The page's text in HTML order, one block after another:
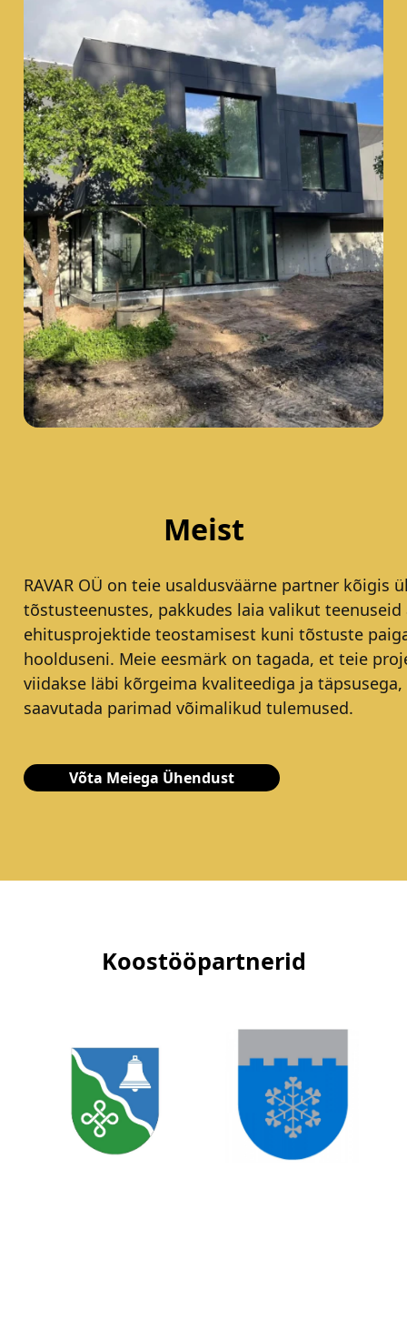
Meist
RAVAR OÜ on teie usaldusväärne partner kõigis
tõstusteenustes, pakkudes laia valikut teenuseid
ehitusprojektide teostamisest kuni tõstuste
hoolduseni. Meie eesmärk on tagada, et teie
viidakse läbi kõrgeima kvaliteediga ja täpsusega,
saavutada parimad võimalikud tulemused.
Võta Meiega Ühendust
Koostööpartnerid